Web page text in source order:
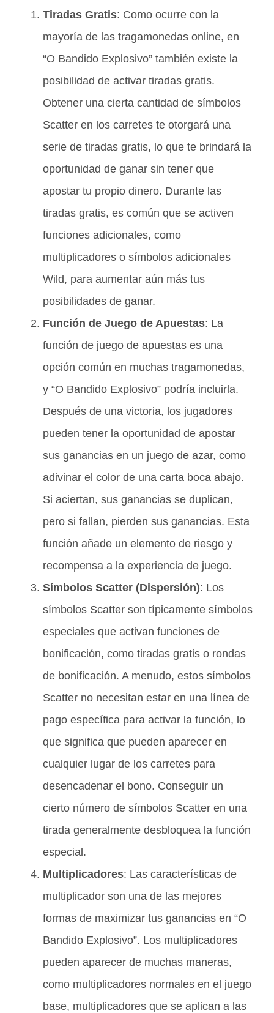
Tiradas Gratis: Como ocurre con la
mayoría de las tragamonedas online, en
“O Bandido Explosivo” también existe la
posibilidad de activar tiradas gratis.
Obtener una cierta cantidad de símbolos
Scatter en los carretes te otorgará una
serie de tiradas gratis, lo que te brindará la
oportunidad de ganar sin tener que
apostar tu propio dinero. Durante las
tiradas gratis, es común que se activen
funciones adicionales, como
multiplicadores o símbolos adicionales
Wild, para aumentar aún más tus
posibilidades de ganar.
Función de Juego de Apuestas: La
función de juego de apuestas es una
opción común en muchas tragamonedas,
y “O Bandido Explosivo” podría incluirla.
Después de una victoria, los jugadores
pueden tener la oportunidad de apostar
sus ganancias en un juego de azar, como
adivinar el color de una carta boca abajo.
Si aciertan, sus ganancias se duplican,
pero si fallan, pierden sus ganancias. Esta
función añade un elemento de riesgo y
recompensa a la experiencia de juego.
Símbolos Scatter (Dispersión): Los
símbolos Scatter son típicamente símbolos
especiales que activan funciones de
bonificación, como tiradas gratis o rondas
de bonificación. A menudo, estos símbolos
Scatter no necesitan estar en una línea de
pago específica para activar la función, lo
que significa que pueden aparecer en
cualquier lugar de los carretes para
desencadenar el bono. Conseguir un
cierto número de símbolos Scatter en una
tirada generalmente desbloquea la función
especial.
Multiplicadores: Las características de
multiplicador son una de las mejores
formas de maximizar tus ganancias en “O
Bandido Explosivo”. Los multiplicadores
pueden aparecer de muchas maneras,
como multiplicadores normales en el juego
base, multiplicadores que se aplican a las